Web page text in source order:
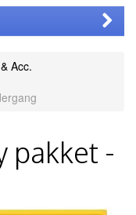
Acc.
pakket -